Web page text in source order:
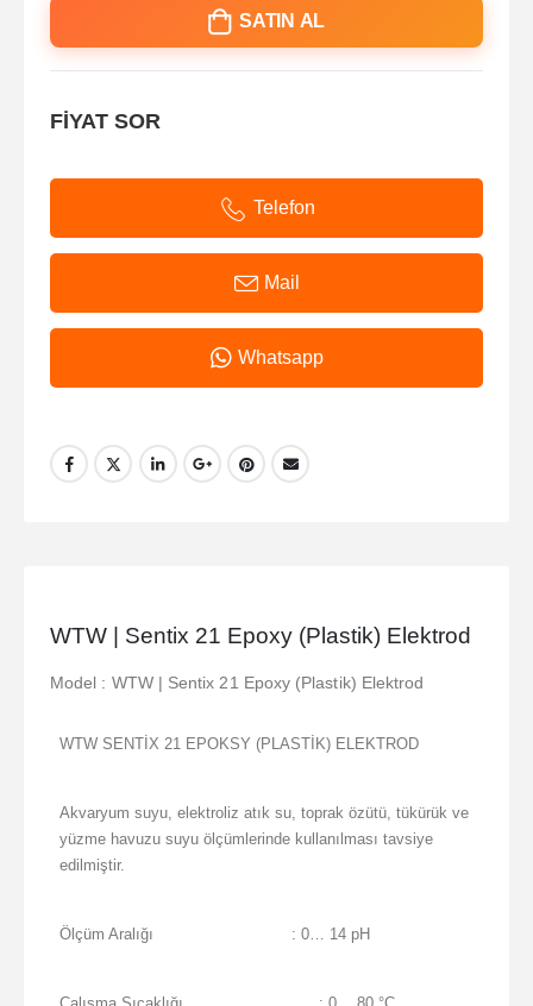
SATIN AL
FİYAT SOR
Telefon
Mail
Whatsapp
WTW | Sentix 21 Epoxy (Plastik) Elektrod
Model : WTW | Sentix 21 Epoxy (Plastik) Elektrod
WTW SENTİX 21 EPOKSY (PLASTİK) ELEKTROD
Akvaryum suyu, elektroliz atık su, toprak özütü, tükürük ve
yüzme havuzu suyu ölçümlerinde kullanılması tavsiye
edilmiştir.
Ölçüm Aralığı : 0… 14 pH